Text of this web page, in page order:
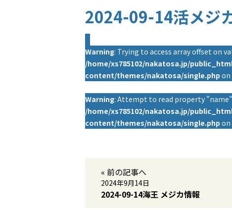
2024-09-14活メジ
Warning: Trying to access array offset on
/home/xs785102/nakatosa.jp/
content/themes/nakatosa/single.php on
Warning: Attempt to read property
/home/xs785102/nakatosa.jp/
content/themes/nakatosa/single.php on
« 前の記事へ
2024年9月14日
2024-09-14海王 メジカ情報